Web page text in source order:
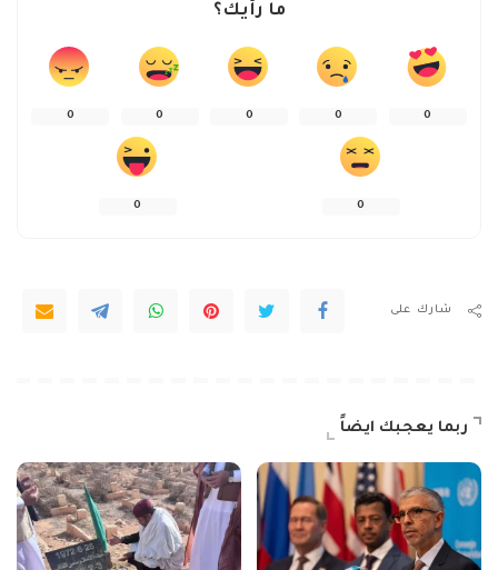
ما رأيك؟
0
0
0
0
0
0
0
شارك على
ربما يعجبك ايضاً